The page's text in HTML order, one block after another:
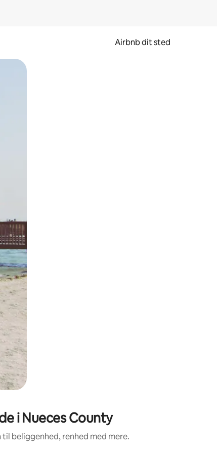
Airbnb dit sted
i Nueces County
beliggenhed, renhed med mere.